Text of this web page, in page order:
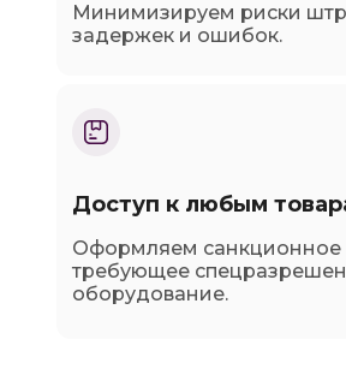
Минимизируем риски
задержек и ошибок.
Доступ к любым
Оформляем санкционное
требующее
оборудование.